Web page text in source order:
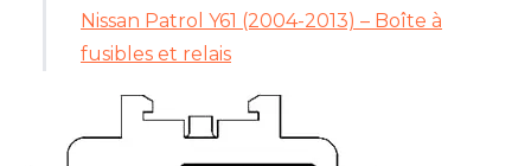
Nissan Patrol Y61 (2004-2013) – Boîte à
fusibles et relais